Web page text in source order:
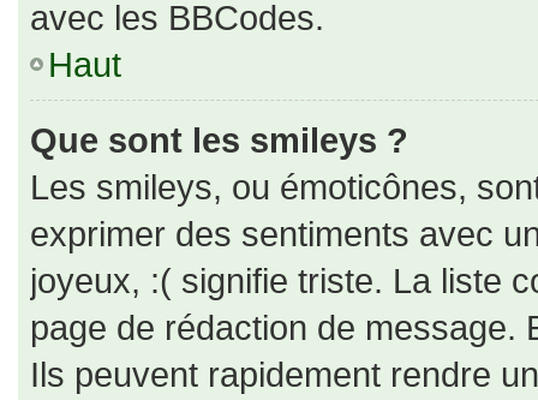
avec les BBCodes.
Haut
Que sont les smileys ?
Les smileys, ou émoticônes,
exprimer des sentiments avec
joyeux, :( signifie triste. La liste
page de rédaction de message.
Ils peuvent rapidement rendre